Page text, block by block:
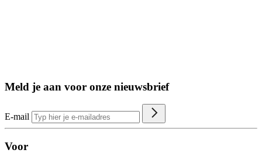
Meld je aan voor onze nieuwsbrief
E-mail
Voor